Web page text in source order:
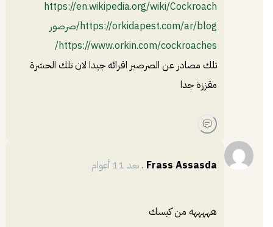
https://en.wikipedia.org/wiki/Cockroach
https://orkidapest.com/ar/blog/صرصور
https://www.orkin.com/cockroaches/
تلك مصادر عن الصرصير اقرائه جيدا لان تلك الحشرة
مقززة جدا
Frass Assasda
. بعد 11 أعوام
هههههه من كيسك